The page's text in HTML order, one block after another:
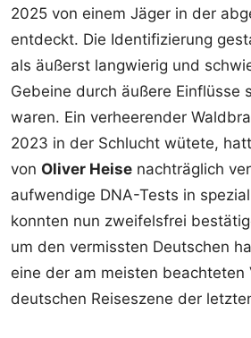
2025 von einem Jäger in der
entdeckt. Die Identifizierung
als äußerst langwierig und
Gebeine durch äußere Einflüsse
waren. Ein verheerender
2023 in der Schlucht wütete,
von Oliver Heise nachträglich
aufwendige DNA-Tests in
konnten nun zweifelsfrei
um den vermissten Deutschen
eine der am meisten beachteten
deutschen Reiseszene der